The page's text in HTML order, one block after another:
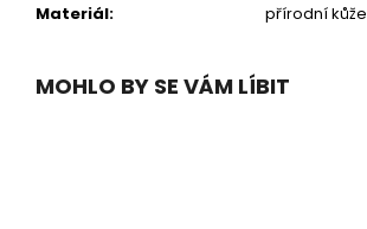
Materiál: přírodní kůže
MOHLO BY SE VÁM LÍBIT